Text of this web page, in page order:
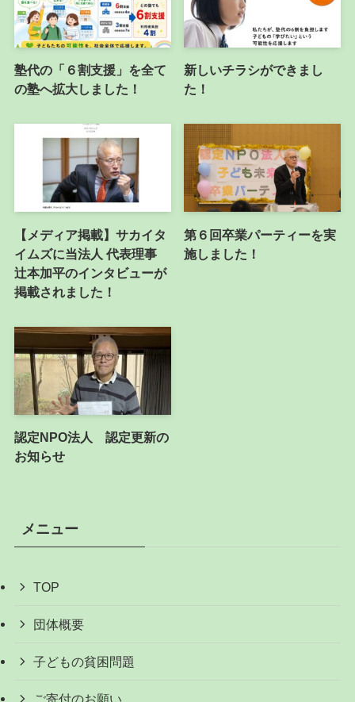
塾代の「６割支援」を全て
の塾へ拡大しました！
新しいチラシができまし
た！
【メディア掲載】サカイタ
イムズに当法人 代表理事
辻本加平のインタビューが
掲載されました！
第６回卒業パーティーを実
施しました！
認定NPO法人 認定更新の
お知らせ
メニュー
TOP
団体概要
子どもの貧困問題
ご寄付のお願い